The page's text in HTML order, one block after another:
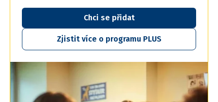
Chci se přidat
Zjistit více o programu PLUS